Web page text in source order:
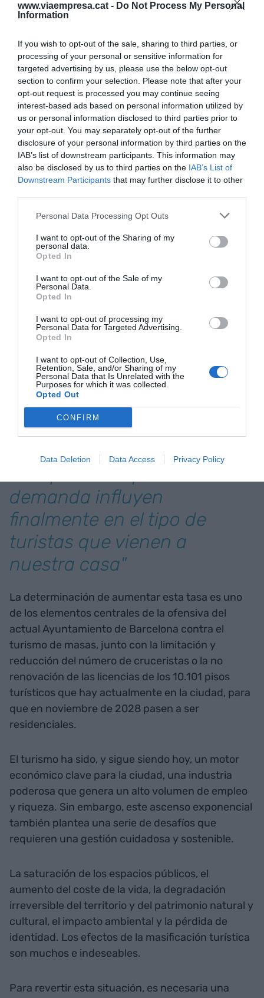
www.viaempresa.cat - Do Not Process My Personal
Information
If you wish to opt-out of the sale, sharing to third parties, or
processing of your personal or sensitive information for
targeted advertising by us, please use the below opt-out
section to confirm your selection. Please note that after your
opt-out request is processed you may continue seeing
interest-based ads based on personal information utilized by
us or personal information disclosed to third parties prior to
your opt-out. You may separately opt-out of the further
disclosure of your personal information by third parties on the
IAB’s list of downstream participants. This information may
also be disclosed by us to third parties on the IAB’s List of
Downstream Participants that may further disclose it to other
Personal Data Processing Opt Outs
I want to opt-out of the Sharing of my
personal data.
Opted In
I want to opt-out of the Sale of my
Personal Data.
Opted In
I want to opt-out of processing my
Personal Data for Targeted Advertising.
Opted In
I want to opt-out of Collection, Use,
Retention, Sale, and/or Sharing of my
Personal Data that Is Unrelated with the
Purposes for which it was collected.
Opted Out
CONFIRM
Data Deletion Data Access Privacy Policy
El abaratamiento de los viajes ha incrementado
localidades de interés (destacan, en este mismo
orden, capitales europeas como Londres, París,
Ámsterdam y Barcelona), así como destinos de sol
y playa (como las Islas Baleares, Canarias, la costa
catalana y la Costa del Sol en Andalucía), se han
visto claramente superadas por la masificación
turística.
Y es ante esta disyuntiva que ha surgido como
medida estrella la aplicación de una tasa turística,
con la cual las administraciones obtienen ingresos
servicios públicos y las infraestructuras,
beneficiando directa e indirectamente tanto a
turistas como a residentes.
medida para mejorar la gestión y la calidad del
turismo, pero sin duda puede convertirse en una
herramienta efectiva y contundente para
compensar las externalidades negativas y frenar
la masificación, que al final es lo que destruye
valor. Y es que las políticas que afectan la
demanda influyen finalmente en el tipo de
turistas que vienen a nuestra casa.
demanda influyen
finalmente en el tipo de
turistas que vienen a
nuestra casa"
La determinación de aumentar esta tasa es uno
de los elementos centrales de la ofensiva del
actual Ayuntamiento de Barcelona contra el
turismo de masas, junto con la limitación y
reducción del número de cruceristas o la no
renovación de las licencias de los 10.101 pisos
turísticos que hay actualmente en la ciudad, para
que en noviembre de 2028 pasen a ser
residenciales.
El turismo ha sido, y sigue siendo hoy, un motor
económico clave para la ciudad, una industria
poderosa que genera un alto volumen de empleo
y riqueza. Sin embargo, este ascenso exponencial
también plantea una serie de desafíos que
requieren una gestión cuidadosa y sostenible.
La saturación de los espacios públicos, el
aumento del coste de la vida, la degradación
irreversible del territorio y del patrimonio natural y
cultural, el impacto ambiental y la pérdida de
identidad. Los efectos de la masificación turística
son muchos e indeseables.
Para revertir esta situación, es necesaria una